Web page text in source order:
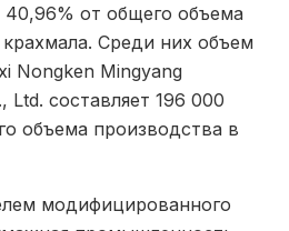
40,96% от общего объема
Среди них объем
Nongken Mingyang
Ltd. составляет 196 000
объема производства в
модифицированного